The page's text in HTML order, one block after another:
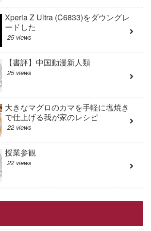
Xperia Z Ultra (C6833)をダウングレ
ードした
25 views
【書評】中国動漫新人類
25 views
大きなマグロのカマを手軽に塩焼き
で仕上げる我が家のレシピ
22 views
授業参観
22 views